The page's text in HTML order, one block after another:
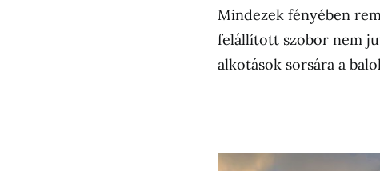
Mindezek fényében
felállított szobor nem
alkotások sorsára a